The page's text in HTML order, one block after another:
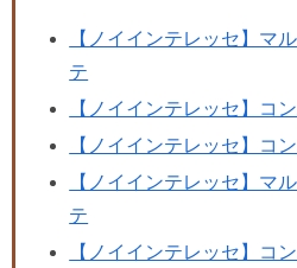
【ノイインテレッセ】マ
テ
【ノイインテレッセ】コ
【ノイインテレッセ】コ
【ノイインテレッセ】マ
テ
【ノイインテレッセ】コ